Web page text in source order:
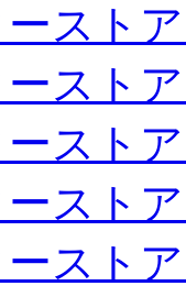
スト
スト
スト
スト
スト